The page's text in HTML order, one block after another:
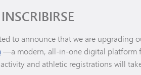
to announce that we are
—a modern, all-in-one digital platform
and athletic registrations will